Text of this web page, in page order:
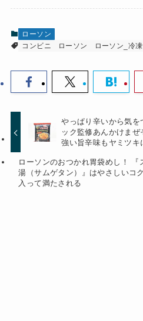
ローソン
コンビニ
ローソン ローソン_冷
やっぱり辛いから気
ック監修あんかけま
強い旨辛味もヤミツキ
ローソンのおつかれ胃袋めし！ 『
湯（サムゲタン）』はやさしいコ
入って満たされる